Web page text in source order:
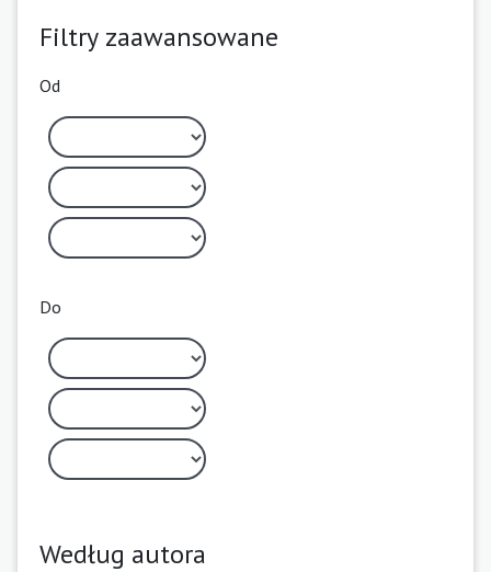
Filtry zaawansowane
Od
Do
Według autora